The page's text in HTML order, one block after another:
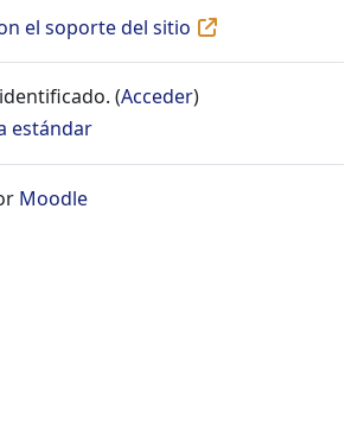
el soporte del sitio
(Acceder)
estándar
Moodle